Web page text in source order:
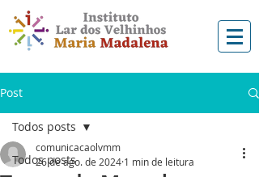
Post
Todos posts
Todos posts
comunicacaolvmm
26 de ago. de 2024 1 min de leitura